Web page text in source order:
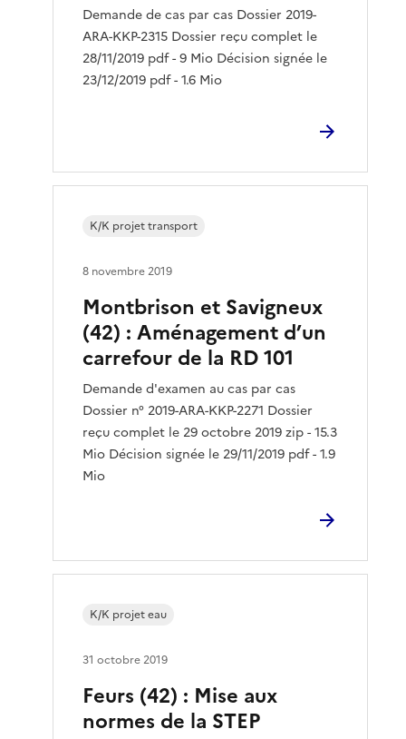
Demande de cas par cas Dossier 2019-
ARA-KKP-2315 Dossier reçu complet le
28/11/2019 pdf - 9 Mio Décision signée le
23/12/2019 pdf - 1.6 Mio
Montbrison et Savigneux
(42) : Aménagement d’un
carrefour de la RD 101
Demande d'examen au cas par cas
Dossier n° 2019-ARA-KKP-2271 Dossier
reçu complet le 29 octobre 2019 zip - 15.3
Mio Décision signée le 29/11/2019 pdf - 1.9
Mio
K/K projet transport
8 novembre 2019
Feurs (42) : Mise aux
normes de la STEP
K/K projet eau
31 octobre 2019